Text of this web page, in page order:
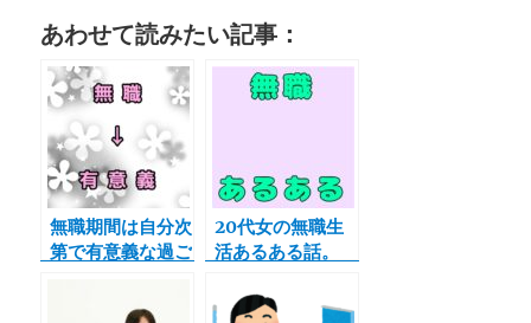
あわせて読みたい記事：
無職期間は自分次
第で有意義な過ご
20代女の無職生
活あるある話。